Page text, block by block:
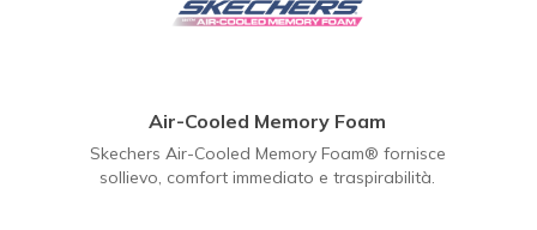
Air-Cooled Memory Foam
Skechers Air-Cooled Memory Foam® fornisce
sollievo, comfort immediato e traspirabilità.